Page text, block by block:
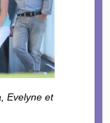
Evelyne et